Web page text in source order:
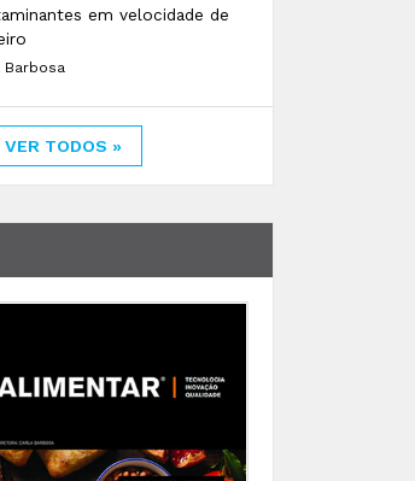
em velocidade de
Barbosa
VER TODOS »